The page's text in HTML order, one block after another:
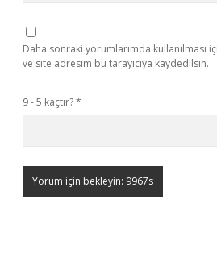
Daha sonraki yorumlarımda kullanılması
ve site adresim bu tarayıcıya kaydedilsin.
9 - 5 kaçtır?*